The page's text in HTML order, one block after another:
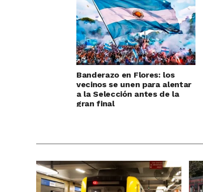
Banderazo en Flores: los
vecinos se unen para alentar
a la Selección antes de la
gran final